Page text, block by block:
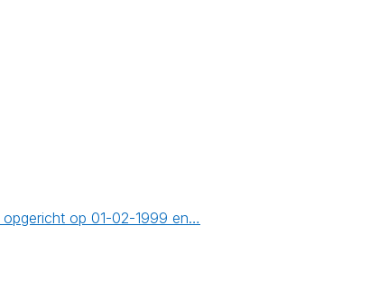
opgericht op 01-02-1999 en…